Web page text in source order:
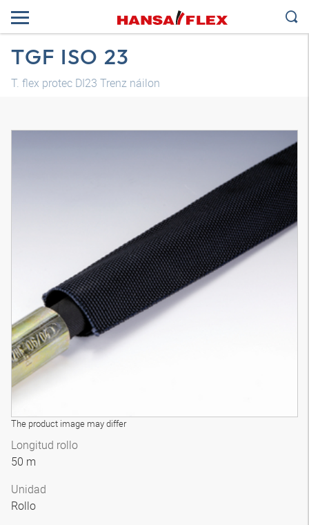
TGF ISO 23
T. flex protec DI23 Trenz náilon
The product image may differ
Longitud rollo
50 m
Unidad
Rollo